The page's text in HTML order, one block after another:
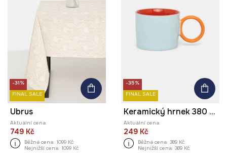
-31%
FINAL SALE
Ubrus
Aktuální cena:
749 Kč
Běžná cena: 1099 Kč
Nejnižší cena: 1099 Kč
-35%
FINAL SALE
Keramický hrnek 380 ml
Aktuální cena:
249 Kč
Běžná cena: 389 Kč
Nejnižší cena: 389 Kč